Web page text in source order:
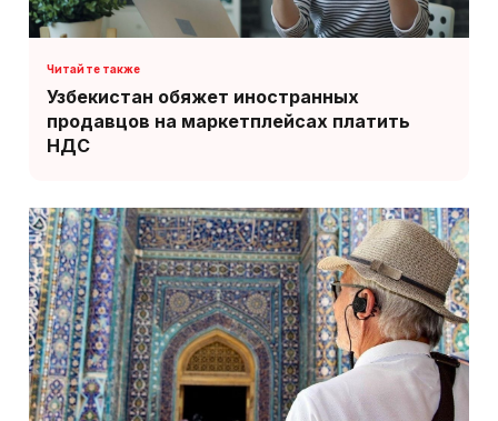
Узбекистан обяжет иностранных
продавцов на маркетплейсах платить
НДС